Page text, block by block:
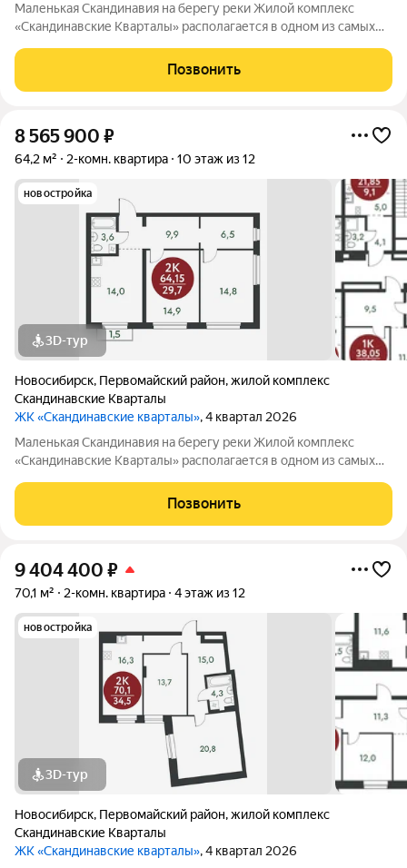
Маленькая Скандинавия на берегу реки Жилой комплекс
«Скандинавские Кварталы» располагается в одном из самых
за ней открываются прекрасные виды на холмы и нетронутую
природу. Уникальная
Позвонить
8 565 900 ₽
64,2 м² 2-комн. квартира 10 этаж из 12
новостройка
3D-тур
Новосибирск, Первомайский район,жилой комплекс
Скандинавские Кварталы
ЖК «Скандинавские кварталы», 4 квартал 2026
Маленькая Скандинавия на берегу реки Жилой комплекс
«Скандинавские Кварталы» располагается в одном из самых
за ней открываются прекрасные виды на холмы и нетронутую
природу. Уникальная
Позвонить
9 404 400 ₽
70,1 м² 2-комн. квартира 4 этаж из 12
новостройка
3D-тур
Новосибирск, Первомайский район,жилой комплекс
Скандинавские Кварталы
ЖК «Скандинавские кварталы», 4 квартал 2026